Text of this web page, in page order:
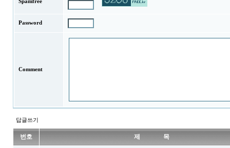
Spamfree
Password
Comment
답글쓰기
번호 제 목